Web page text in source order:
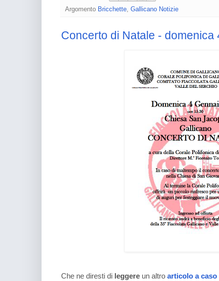
Argomento Bricchette Gallicano Notizie
Concerto di Natale - domenica
Che ne diresti di leggere un altro articolo a caso